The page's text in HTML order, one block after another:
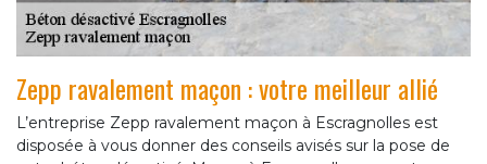
Zepp ravalement maçon : votre meilleur allié
L’entreprise Zepp ravalement maçon à Escragnolles est
disposée à vous donner des conseils avisés sur la pose de